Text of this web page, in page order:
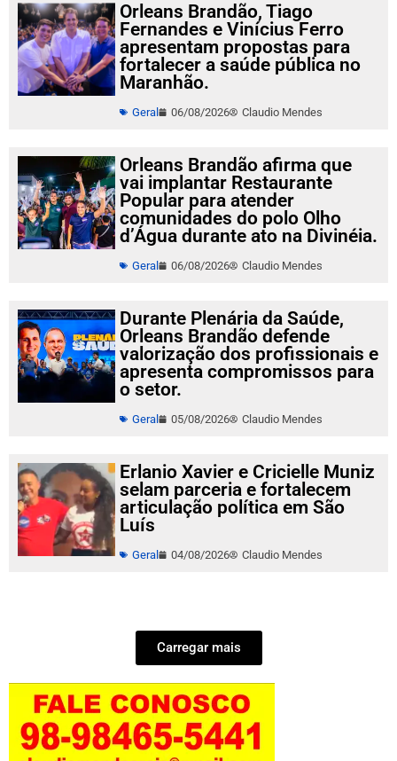
Orleans Brandão, Tiago
Fernandes e Vinícius Ferro
apresentam propostas para
fortalecer a saúde pública no
Maranhão.
Geral 06/08/2026 Claudio Mendes
Orleans Brandão afirma que
vai implantar Restaurante
Popular para atender
comunidades do polo Olho
d’Água durante ato na Divinéia.
Geral 06/08/2026 Claudio Mendes
Durante Plenária da Saúde,
Orleans Brandão defende
valorização dos profissionais e
apresenta compromissos para
o setor.
Geral 05/08/2026 Claudio Mendes
Erlanio Xavier e Cricielle Muniz
selam parceria e fortalecem
articulação política em São
Luís
Geral 04/08/2026 Claudio Mendes
Carregar mais